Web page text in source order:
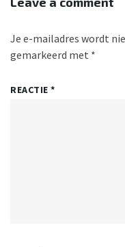
Je e-mailadres wordt
gemarkeerd met *
REACTIE*